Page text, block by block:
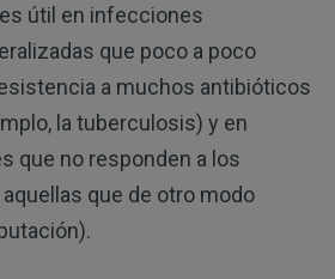
útil en infecciones
que poco a poco
a muchos antibióticos
la tuberculosis) y en
que no responden a los
que de otro modo